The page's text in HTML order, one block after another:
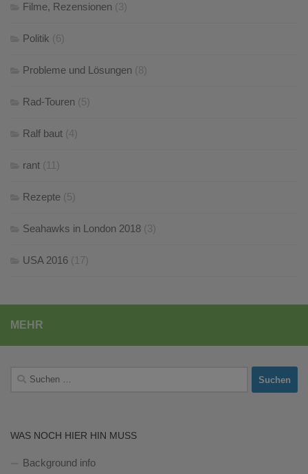
Filme, Rezensionen (3)
Politik (6)
Probleme und Lösungen (8)
Rad-Touren (5)
Ralf baut (4)
rant (11)
Rezepte (5)
Seahawks in London 2018 (3)
USA 2016 (17)
MEHR
Suchen
WAS NOCH HIER HIN MUSS
Background info